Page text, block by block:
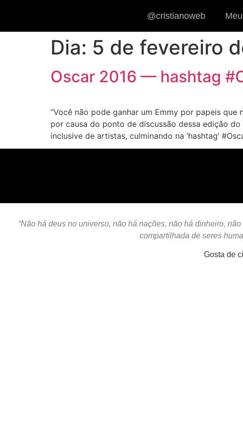
@cristianoweb
Dia: 5 de fevereiro
Oscar 2016 — hashtag
“Você não pode ganhar um Emmy por papeis
por causa do ponto de discussão dessa edição
inclusive de artistas, culminando na ‘hashtag’
“Não há deus no universo, não há nações, não há dinheiro,
compartilhada de seres
Gosta de